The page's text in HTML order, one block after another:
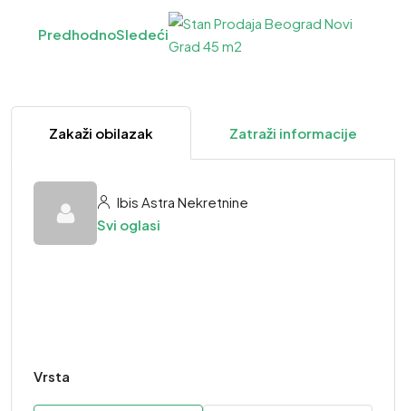
PredhodnoSledeći
Zakaži obilazak Zatraži informacije
Ibis Astra Nekretnine
Svi oglasi
Vrsta